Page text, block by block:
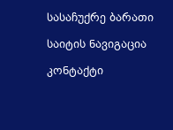
სასაჩუქრე ბარათი
საიტის ნავიგაცია
კონტაქტი